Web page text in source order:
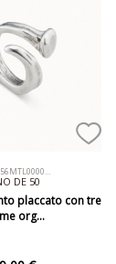
DE 50
placcato con tre
org…